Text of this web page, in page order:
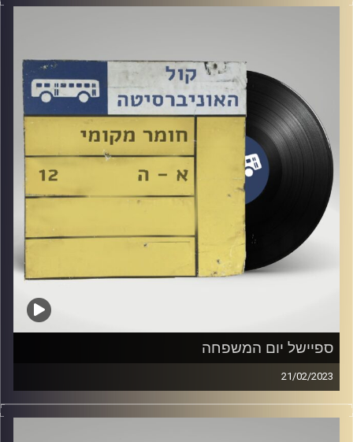
Elior Buchnik
ספיישל יום המשפחה
21/02/2023
שעה של מוזיקה ישראלית עם רזיאל יהודאי